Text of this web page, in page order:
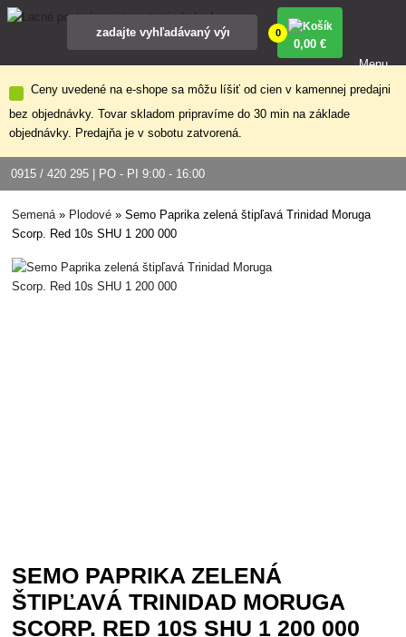
Ceny uvedené na e-shope sa môžu líšiť od cien v kamennej predajni
bez objednávky. Tovar skladom pripravíme do 30 min na základe
objednávky. Predajňa je v sobotu zatvorená.
0915 / 420 295 | PO - PI 9:00 - 16:00
0
0,00 €
Menu
Semená» Plodové »Semo Paprika zelená štipľavá Trinidad Moruga
Scorp. Red 10s SHU 1 200 000
SEMO PAPRIKA ZELENÁ
ŠTIPĽAVÁ TRINIDAD MORUGA
SCORP. RED 10S SHU 1 200 000